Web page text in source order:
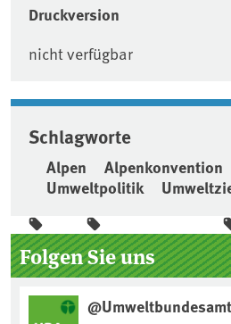
Druckversion
nicht verfügbar
Schlagworte
Alpen Alpenkonvention
Umweltpolitik
Seitenleiste
Folgen Sie uns